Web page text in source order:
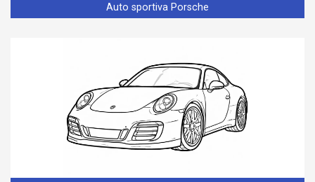
Auto sportiva Porsche